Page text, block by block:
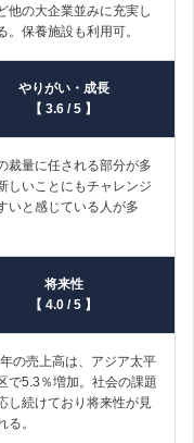
他の大企業並みに充実し
。保養施設も利用可。
やりがい・成長
【 3.6 / 5 】
裁量に任される部分が多
しいことにもチャレンジ
いと感じている人が多
将来性
【 4.0 / 5 】
の売上高は、アジア太平
で5.3％増加。社会の課題
し続けており将来性が見
る。